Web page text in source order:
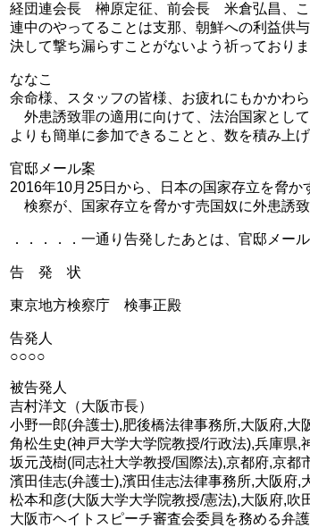
経団連会長 榊原定征、前会長 米倉弘昌、こ
連中のやってることは支那、朝鮮への利益供与
決して撃ち漏らすことがないよう祈っておりま
ななこ
余命様、スタッフの皆様、お疲れにもかかわ
外患誘致罪の適用に向けて、法治国家とし
よりも簡単に参加できることと、数を積み上
官邸メール案
2016年10月25日から、日本の国家存立を脅か
検察が、国家存立を脅かす売国奴に外患誘
．．．．．一通り告発したあとは、官邸メー
告 発 状
東京地方検察庁 検事正殿 平
告発人
○○○○
被告発人
吉村洋文（大阪市長）
小野一郎(弁護士),肥後橋法律事務所,大阪府,
角松生史(神戸大学大学院教授/行政法),兵庫県
坂元茂樹(同志社大学教授/国際法),京都府,京
濱田佳志(弁護士),濱田佳志法律事務所,大阪府
松本和彦(大阪大学大学院教授/憲法),大阪府,吹
大阪市ヘイトスピーチ審査会委員を務める弁